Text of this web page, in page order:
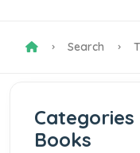
Search
Categories
Books